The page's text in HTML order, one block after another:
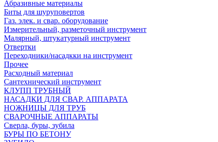
Абразивные материалы
Биты для шуруповертов
Газ. элек. и свар. оборудование
Измерительный, разметочный инструмент
Малярный, штукатурный инструмент
Отвертки
Переходники/насадкки на инструмент
Прочее
Расходный материал
Сантехнический инструмент
КЛУПП ТРУБНЫЙ
НАСАДКИ ДЛЯ СВАР. АППАРАТА
НОЖНИЦЫ ДЛЯ ТРУБ
СВАРОЧНЫЕ АППАРАТЫ
Сверла, буры, зубила
БУРЫ ПО БЕТОНУ